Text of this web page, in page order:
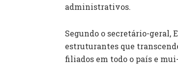
administrativos.
Segundo o secretário-geral,
estruturantes que
filiados em todo o país e